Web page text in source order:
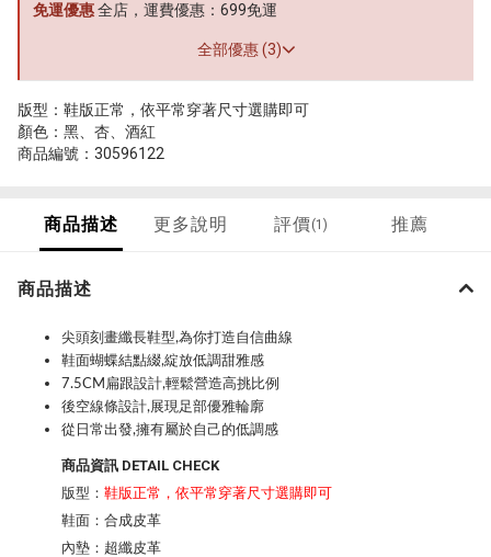
免運優惠全店，運費優惠：699免運
全部優惠 (3)
版型：鞋版正常，依平常穿著尺寸選購即可
顏色：黑、杏、酒紅
商品編號：30596122
商品描述 更多說明 評價(1) 推薦
商品描述
尖頭刻畫纖長鞋型,為你打造自信曲線
鞋面蝴蝶結點綴,綻放低調甜雅感
7.5CM扁跟設計,輕鬆營造高挑比例
後空線條設計,展現足部優雅輪廓
從日常出發,擁有屬於自己的低調感
商品資訊 DETAIL CHECK
版型： 鞋版正常，依平常穿著尺寸選購即可
鞋面：合成皮革
內墊：超纖皮革